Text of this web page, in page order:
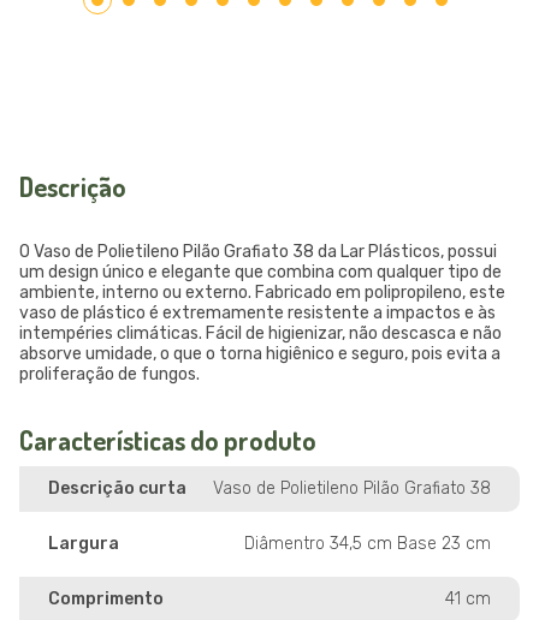
Descrição
O Vaso de Polietileno Pilão Grafiato 38 da Lar Plásticos, possui
um design único e elegante que combina com qualquer tipo de
ambiente, interno ou externo. Fabricado em polipropileno, este
vaso de plástico é extremamente resistente a impactos e às
intempéries climáticas. Fácil de higienizar, não descasca e não
absorve umidade, o que o torna higiênico e seguro, pois evita a
proliferação de fungos.
Características do produto
Descrição curta Vaso de Polietileno Pilão Grafiato 38
Largura Diâmentro 34,5 cm Base 23 cm
Comprimento 41 cm